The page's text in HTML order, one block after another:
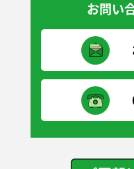
お問い